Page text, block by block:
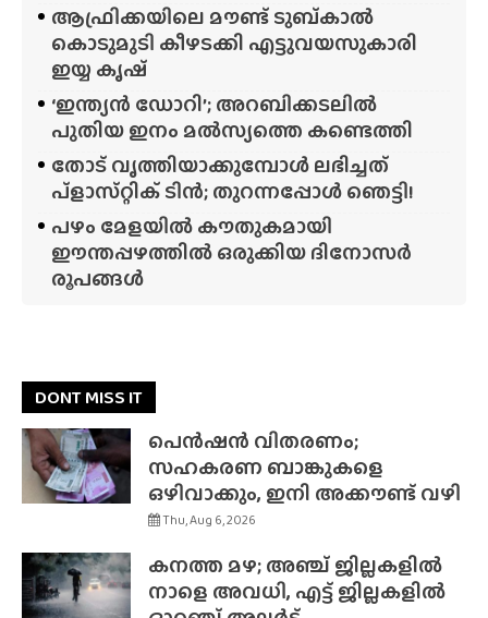
ആഫ്രിക്കയിലെ മൗണ്ട് ടുബ്‌കാൽ
കൊടുമുടി കീഴടക്കി എട്ടുവയസുകാരി
ഇയ്യ കൃഷ്
‘ഇന്ത്യൻ ഡോറി’; അറബിക്കടലിൽ
പുതിയ ഇനം മൽസ്യത്തെ കണ്ടെത്തി
തോട് വൃത്തിയാക്കുമ്പോൾ ലഭിച്ചത്
പ്‌ളാസ്‌റ്റിക് ടിൻ; തുറന്നപ്പോൾ ഞെട്ടി!
പഴം മേളയിൽ കൗതുകമായി
ഈന്തപ്പഴത്തിൽ ഒരുക്കിയ ദിനോസർ
രൂപങ്ങൾ
DONT MISS IT
പെൻഷൻ വിതരണം;
സഹകരണ ബാങ്കുകളെ
ഒഴിവാക്കും, ഇനി അക്കൗണ്ട് വഴി
Thu, Aug 6, 2026
കനത്ത മഴ; അഞ്ച് ജില്ലകളിൽ
നാളെ അവധി, എട്ട് ജില്ലകളിൽ